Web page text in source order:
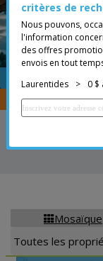
Vous êtes
Mosaïque
critères de
Nous pouvons,
l'information
des offres
envois en tout
Laurentides
> 0 $